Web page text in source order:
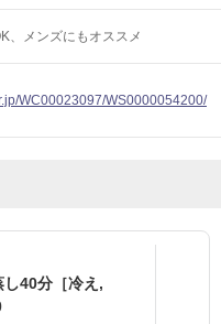
メンズにもオススメ
WC00023097/WS0000054200/
し40分［冷え,